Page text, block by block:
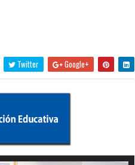
Twitter Google+